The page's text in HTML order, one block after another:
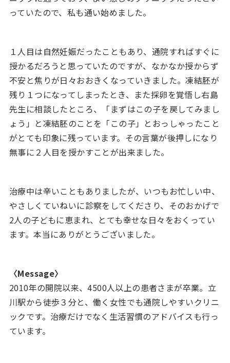
っていたので、私も通い始めました。
１人目は自然妊娠だったこともあり、通院すればすぐに
授かるだろうと思っていたのですが、なかなか授からず
不安と焦りが日々おおきくなっていきました。凍結胚が
残り１つになってしまったとき、また採卵を覚悟し右島
先生に相談したところ、「まずはこの子を戻してみまし
ょう」と凍結胚のことを「この子」とおっしゃったこと
がとても印象に残っています。その言葉が後押しになり
無事に２人目を授かすことが出来ました。
治療中は辛いこともありましたが、いつもお忙しい中、
やさしくていねいに診察をしてくださり、そのおかげで
2人の子どもに恵まれ、とても幸せな日々をおくってい
ます。本当にありがとうございました。
〈Message〉
2010年の開院以来、4500人以上の患者さまが卒業。立
川駅から徒歩３分と、働く女性でも通院しやすいクリニ
ックです。治療だけでなく生活習慣のアドバイスも行っ
ています。